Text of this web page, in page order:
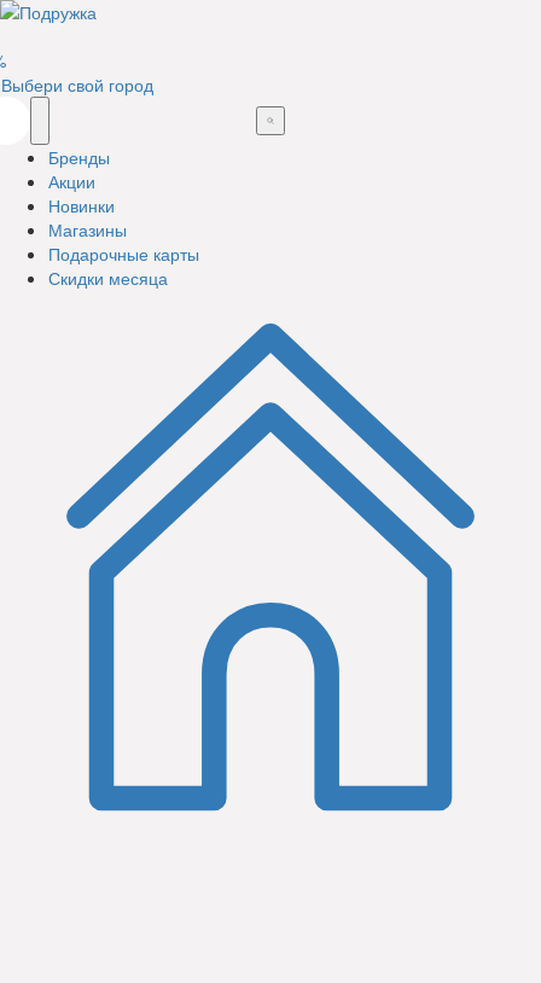
Выбери свой город
Бренды
Акции
Новинки
Магазины
Подарочные карты
Скидки месяца